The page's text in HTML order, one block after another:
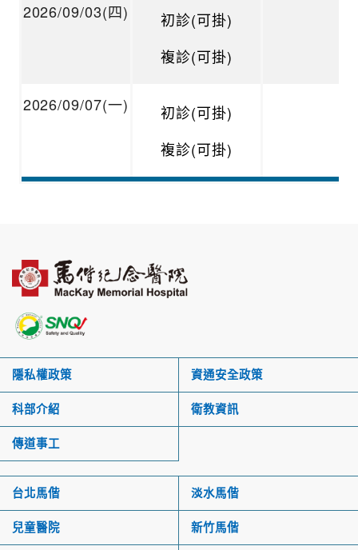
2026/09/03(四)
初診(可掛)
複診(可掛)
2026/09/07(一)
初診(可掛)
複診(可掛)
隱私權政策 資通安全政策
科部介紹 衛教資訊
傳道事工
台北馬偕 淡水馬偕
兒童醫院 新竹馬偕